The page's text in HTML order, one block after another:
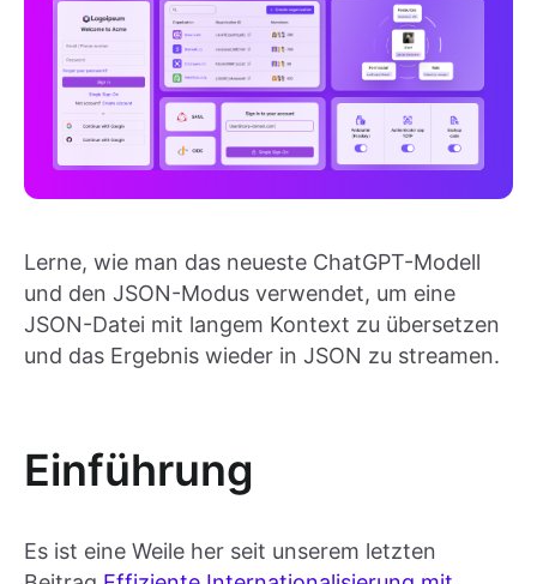
Lerne, wie man das neueste ChatGPT-Modell
und den JSON-Modus verwendet, um eine
JSON-Datei mit langem Kontext zu übersetzen
und das Ergebnis wieder in JSON zu streamen.
Einführung
Es ist eine Weile her seit unserem letzten